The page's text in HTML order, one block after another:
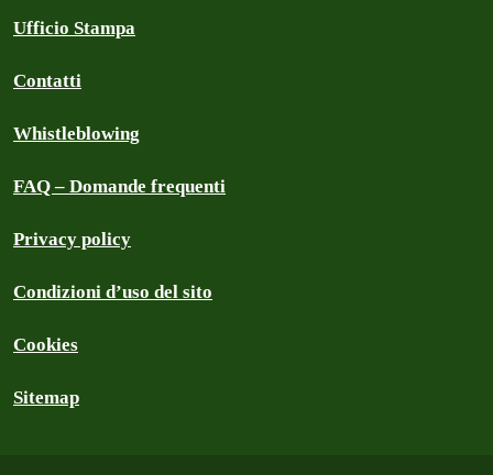
Ufficio Stampa
Contatti
Whistleblowing
FAQ – Domande frequenti
Privacy policy
Condizioni d’uso del sito
Cookies
Sitemap